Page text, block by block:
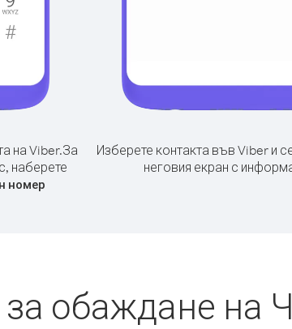
на Viber.За
наберете
номер
Изберете контакта във Viber и
неговия екран с
обаждане на